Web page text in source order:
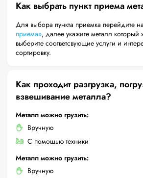
Как выбрать пункт приема
Для выбора пункта приемка перейдите
приема», далее укажите металл который
выберите соответсвующие услуги и интересующую Вас
сортировку.
Как проходит разгрузка,
взвешивание металла?
Металл можно грузить:
Вручную
С помощью техники
Металл можно грузить:
Вручную